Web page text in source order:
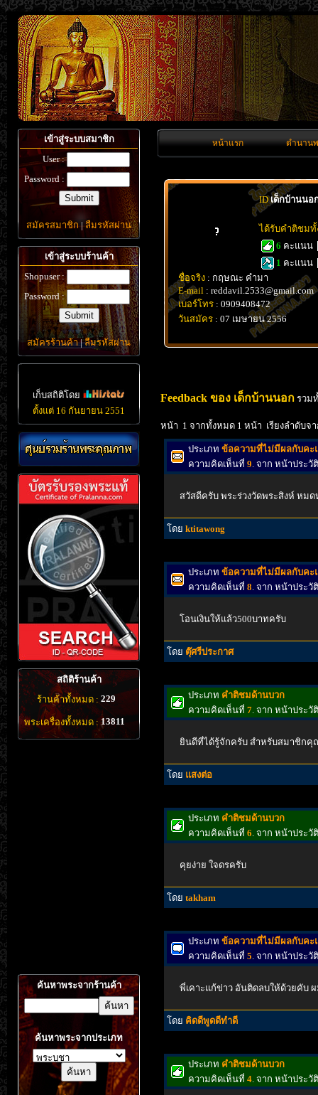
เข้าสู่ระบบสมาชิก
User :
Password :
สมัครสมาชิก|ลืมรหัสผ่าน
เข้าสู่ระบบร้านค้า
Shopuser :
Password :
สมัครร้านค้า|ลืมรหัสผ่าน
เก็บสถิติโดย
ตั้งแต่ 16 กันยายน 2551
สถิติร้านค้า
ร้านค้าทั้งหมด : 229
พระเครื่องทั้งหมด : 13811
ค้นหาพระจากร้านค้า
ค้นหาพระจากประเภท
หน้าแรก ตำนาน
ID เด็กบ้านนอ
ได้รับคำติชม
6 คะแนน
1 คะแนน
ชื่อจริง : กฤษณะ คำมา
E-mail : reddavil.2533@gmail.com
เบอร์โทร : 0909408472
วันสมัคร : 07 เมษายน 2556
Feedback ของ เด็กบ้านนอก รวม
หน้า 1 จากทั้งหมด 1 หน้า เรียงลำดับจา
ประเภท ข้อความที่ไม่มีผลกับคะ
ความคิดเห็นที่ 9. จาก หน้าประวั
สวัสดีครับ พระร่วงวัดพระสิงห์ หม
โดย ktitawong
ประเภท ข้อความที่ไม่มีผลกับคะ
ความคิดเห็นที่ 8. จาก หน้าประวั
โอนเงินให้แล้ว500บาทครับ
โดย ตุ๊ศรีประกาศ
ประเภท คำติชมด้านบวก
ความคิดเห็นที่ 7. จาก หน้าประวั
ยินดีที่ได้รู้จักครับ สำหรับสมาชิก
โดย แสงต่อ
ประเภท คำติชมด้านบวก
ความคิดเห็นที่ 6. จาก หน้าประวั
คุยง่าย ใจดรครับ
โดย takham
ประเภท ข้อความที่ไม่มีผลกับคะ
ความคิดเห็นที่ 5. จาก หน้าประวั
พี่เคาะแก้ข่าว อันติดลบให้ด้วยคับ ผ
โดย คิดดีพูดดีทำดี
ประเภท คำติชมด้านบวก
ความคิดเห็นที่ 4. จาก หน้าประวั